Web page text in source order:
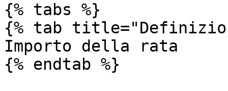
{% tabs %}
{% tab
Importo della rata
{% endtab %}